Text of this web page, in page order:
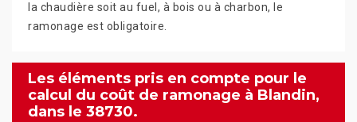
la chaudière soit au fuel, à bois ou à charbon, le
ramonage est obligatoire.
Les éléments pris en compte pour le
calcul du coût de ramonage à Blandin,
dans le 38730.